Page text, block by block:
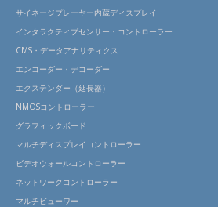
サイネージプレーヤー内蔵ディスプレイ
インタラクティブセンサー・コントローラー
CMS・データアナリティクス
エンコーダー・デコーダー
エクステンダー（延長器）
NMOSコントローラー
グラフィックボード
マルチディスプレイコントローラー
ビデオウォールコントローラー
ネットワークコントローラー
マルチビューワー